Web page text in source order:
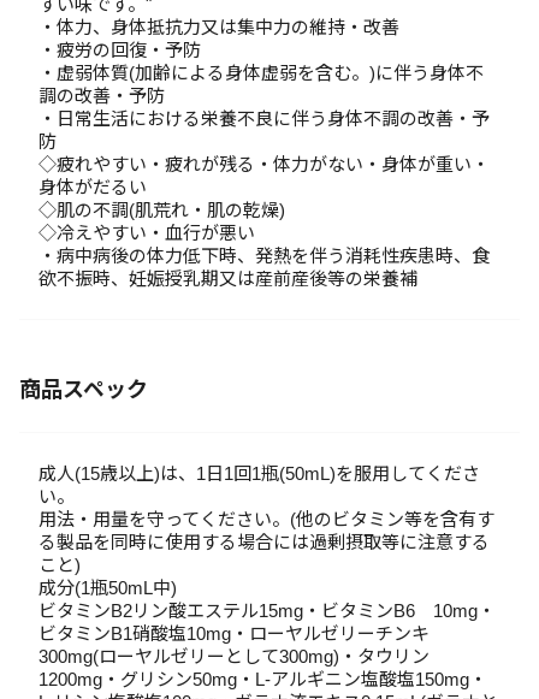
すい味です。"
・体力、身体抵抗力又は集中力の維持・改善
・疲労の回復・予防
・虚弱体質(加齢による身体虚弱を含む。)に伴う身体不
調の改善・予防
・日常生活における栄養不良に伴う身体不調の改善・予
防
◇疲れやすい・疲れが残る・体力がない・身体が重い・
身体がだるい
◇肌の不調(肌荒れ・肌の乾燥)
◇冷えやすい・血行が悪い
・病中病後の体力低下時、発熱を伴う消耗性疾患時、食
欲不振時、妊娠授乳期又は産前産後等の栄養補
商品スペック
成人(15歳以上)は、1日1回1瓶(50mL)を服用してくださ
い。
用法・用量を守ってください。(他のビタミン等を含有す
る製品を同時に使用する場合には過剰摂取等に注意する
こと)
成分(1瓶50mL中)
ビタミンB2リン酸エステル15mg・ビタミンB6 10mg・
ビタミンB1硝酸塩10mg・ローヤルゼリーチンキ
300mg(ローヤルゼリーとして300mg)・タウリン
1200mg・グリシン50mg・L-アルギニン塩酸塩150mg・